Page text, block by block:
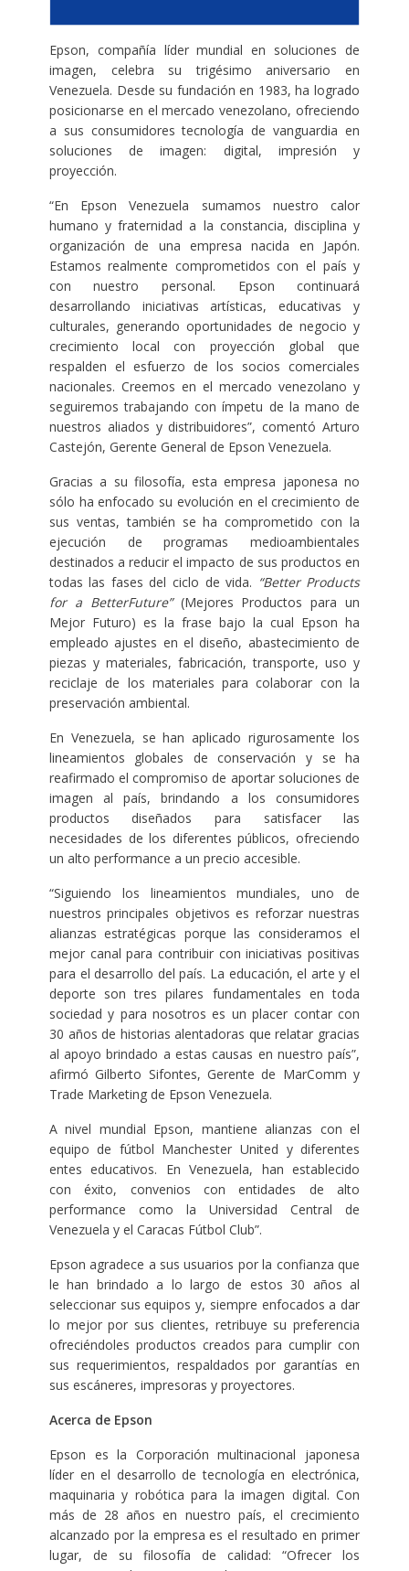
Epson, compañía líder mundial en soluciones de
imagen, celebra su trigésimo aniversario en
Venezuela. Desde su fundación en 1983, ha logrado
posicionarse en el mercado venezolano, ofreciendo
a sus consumidores tecnología de vanguardia en
soluciones de imagen: digital, impresión y
proyección.
“En Epson Venezuela sumamos nuestro calor
humano y fraternidad a la constancia, disciplina y
organización de una empresa nacida en Japón.
Estamos realmente comprometidos con el país y
con nuestro personal. Epson continuará
desarrollando iniciativas artísticas, educativas y
culturales, generando oportunidades de negocio y
crecimiento local con proyección global que
respalden el esfuerzo de los socios comerciales
nacionales. Creemos en el mercado venezolano y
seguiremos trabajando con ímpetu de la mano de
nuestros aliados y distribuidores”, comentó Arturo
Castejón, Gerente General de Epson Venezuela.
Gracias a su filosofía, esta empresa japonesa no
sólo ha enfocado su evolución en el crecimiento de
sus ventas, también se ha comprometido con la
ejecución de programas medioambientales
destinados a reducir el impacto de sus productos en
todas las fases del ciclo de vida. “Better Products
for a BetterFuture”(Mejores Productos para un
Mejor Futuro) es la frase bajo la cual Epson ha
empleado ajustes en el diseño, abastecimiento de
piezas y materiales, fabricación, transporte, uso y
reciclaje de los materiales para colaborar con la
preservación ambiental.
En Venezuela, se han aplicado rigurosamente los
lineamientos globales de conservación y se ha
reafirmado el compromiso de aportar soluciones de
imagen al país, brindando a los consumidores
productos diseñados para satisfacer las
necesidades de los diferentes públicos, ofreciendo
un alto performance a un precio accesible.
“Siguiendo los lineamientos mundiales, uno de
nuestros principales objetivos es reforzar nuestras
alianzas estratégicas porque las consideramos el
mejor canal para contribuir con iniciativas positivas
para el desarrollo del país. La educación, el arte y el
deporte son tres pilares fundamentales en toda
sociedad y para nosotros es un placer contar con
30 años de historias alentadoras que relatar gracias
al apoyo brindado a estas causas en nuestro país”,
afirmó Gilberto Sifontes, Gerente de MarComm y
Trade Marketing de Epson Venezuela.
A nivel mundial Epson, mantiene alianzas con el
equipo de fútbol Manchester United y diferentes
entes educativos. En Venezuela, han establecido
con éxito, convenios con entidades de alto
performance como la Universidad Central de
Venezuela y el Caracas Fútbol Club”.
Epson agradece a sus usuarios por la confianza que
le han brindado a lo largo de estos 30 años al
seleccionar sus equipos y, siempre enfocados a dar
lo mejor por sus clientes, retribuye su preferencia
ofreciéndoles productos creados para cumplir con
sus requerimientos, respaldados por garantías en
sus escáneres, impresoras y proyectores.
Acerca de Epson
Epson es la Corporación multinacional japonesa
líder en el desarrollo de tecnología en electrónica,
maquinaria y robótica para la imagen digital. Con
más de 28 años en nuestro país, el crecimiento
alcanzado por la empresa es el resultado en primer
lugar, de su filosofía de calidad: “Ofrecer los